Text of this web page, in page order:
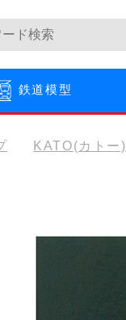
鉄道模型
KATO(カトー)